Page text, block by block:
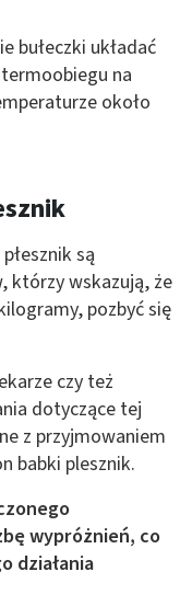
bułeczki układać
na
około
są
którzy wskazują, że
pozbyć się
czy też
dotyczące tej
z przyjmowaniem
babki plesznik.
wypróżnień, co
działania